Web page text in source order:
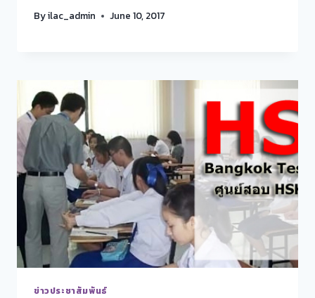
Byilac_admin June 10, 2017
ข่าวประชาสัมพันธ์